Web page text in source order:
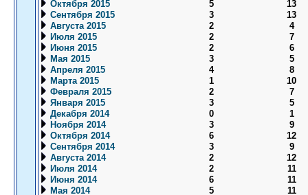
Октября 2015
5
13
Сентября 2015
3
13
Августа 2015
2
4
Июля 2015
2
7
Июня 2015
2
6
Мая 2015
3
5
Апреля 2015
4
8
Марта 2015
1
10
Февраля 2015
2
7
Января 2015
3
5
Декабря 2014
0
1
Ноября 2014
3
9
Октября 2014
6
12
Сентября 2014
3
9
Августа 2014
2
12
Июля 2014
2
11
Июня 2014
6
11
Мая 2014
5
11